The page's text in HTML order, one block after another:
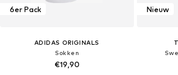
6er Pack
ADIDAS ORIGINALS
Sokken
€19,90
Nieuw